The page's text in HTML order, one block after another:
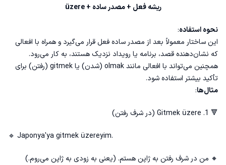
ریشه فعل + مصدر ساده + üzere
نحوه استفاده:
این ساختار معمولاً بعد از مصدر ساده فعل قرار می‌گیرد و همراه با افعالی
که نشان‌دهنده قصد، برنامه یا رویداد نزدیک هستند، به کار می‌رود.
همچنین می‌تواند با افعالی مانند olmak (شدن) یا gitmek (رفتن) برای
تأکید بیشتر استفاده شود.
مثال‌ها:
🔻 1. Gitmek üzere (در شرف رفتن)
🔹 Japonya'ya gitmek üzereyim.
🔸 من در شرف رفتن به ژاپن هستم. (یعنی به زودی به ژاپن می‌روم.)